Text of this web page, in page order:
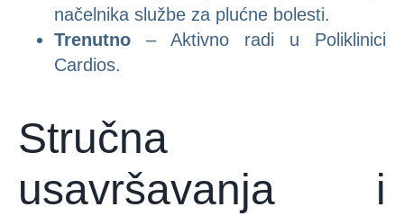
načelnika službe za plućne bolesti.
Trenutno – Aktivno radi u Poliklinici
Cardios.
Stručna
usavršavanja i